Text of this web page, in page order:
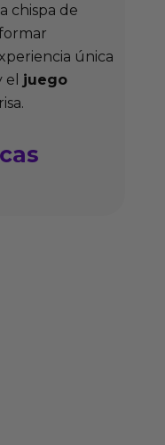
chispa de
única
juego